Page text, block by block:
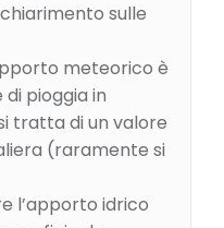
chiarimento sulle
meteorico è
pioggia in
tratta di un valore
(raramente si
l’apporto idrico